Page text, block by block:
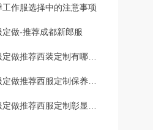
工作服选择中的注意事项
定做-推荐成都新郎服
成都厂服定做推荐西装定制有哪些主要的细节点
成都厂服定做推荐西服定制保养小妙招
成都厂服定做推荐西服定制彰显个人魅力